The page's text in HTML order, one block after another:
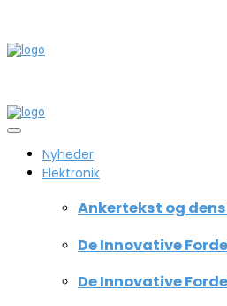
Nyheder
Elektronik
Ankertekst og
De Innovative
De Innovative